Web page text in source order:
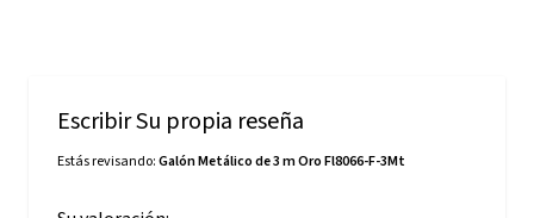
Escribir Su propia reseña
Estás revisando:Galón Metálico de 3 m Oro Fl8066-F-3Mt